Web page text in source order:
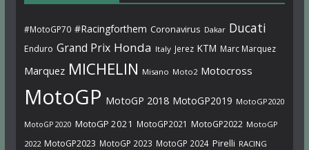
#MotoGP70 #Racingforthem Coronavirus Dakar Ducati
Enduro Grand Prix Honda Italy Jerez KTM Marc Marquez
Marquez MICHELIN Misano Moto2 Motocross
MotoGP MotoGP 2018 MotoGP2019 MotoGP2020
MotoGP 2020 MotoGP 2021 MotoGP2021 MotoGP2022 MotoGP
2022 MotoGP2023 MotoGP 2023 MotoGP 2024 Pirelli RACING